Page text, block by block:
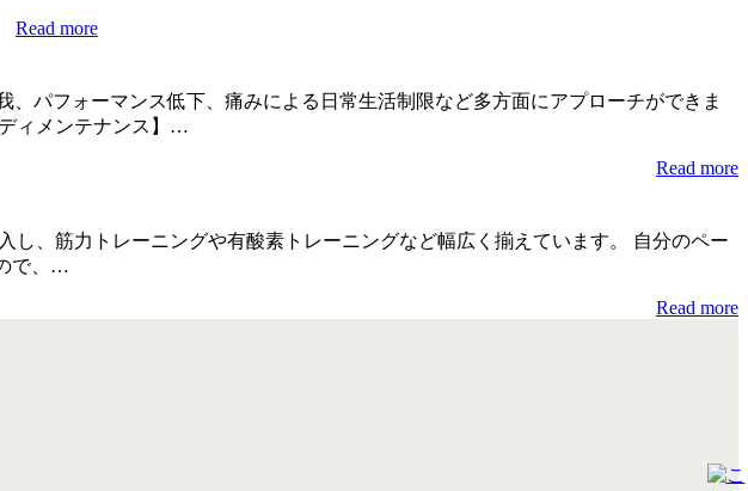
Read more
パフォーマンス低下、痛みによる日常生活制限など多方面にアプローチができま
ィメンテナンス】…
Read more
し、筋力トレーニングや有酸素トレーニングなど幅広く揃えています。 自分のペー
で、…
Read more